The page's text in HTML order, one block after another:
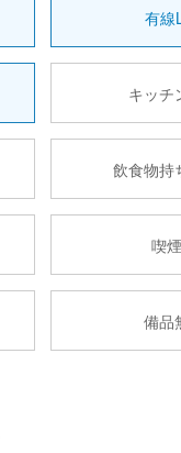
有線
キッチ
飲食物持
喫
備品